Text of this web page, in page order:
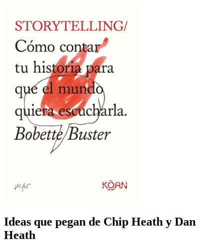
Ideas que pegan de Chip Heath y Dan
Heath